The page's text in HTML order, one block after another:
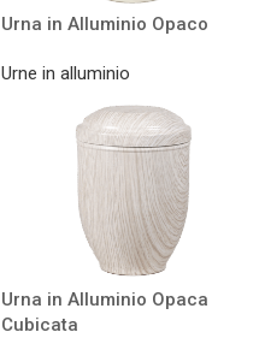
Urna in Alluminio Opaco
Urne in alluminio
Urna in Alluminio Opaca
Cubicata